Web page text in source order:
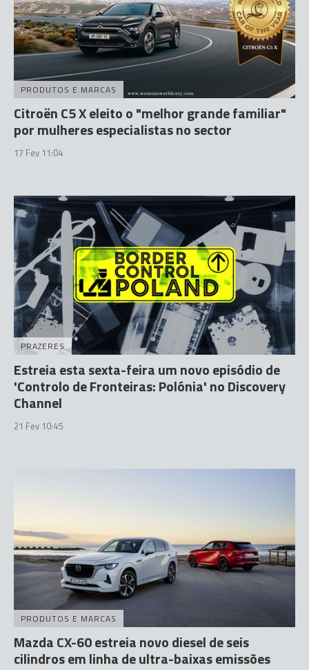
PRODUTOS E MARCAS
Citroën C5 X eleito o "melhor grande familiar"
por mulheres especialistas no sector
17 Fev 11:04
PRAZERES
Estreia esta sexta-feira um novo episódio de
'Controlo de Fronteiras: Polónia' no Discovery
Channel
21 Fev 10:45
PRODUTOS E MARCAS
Mazda CX-60 estreia novo diesel de seis
cilindros em linha de ultra-baixas emissões